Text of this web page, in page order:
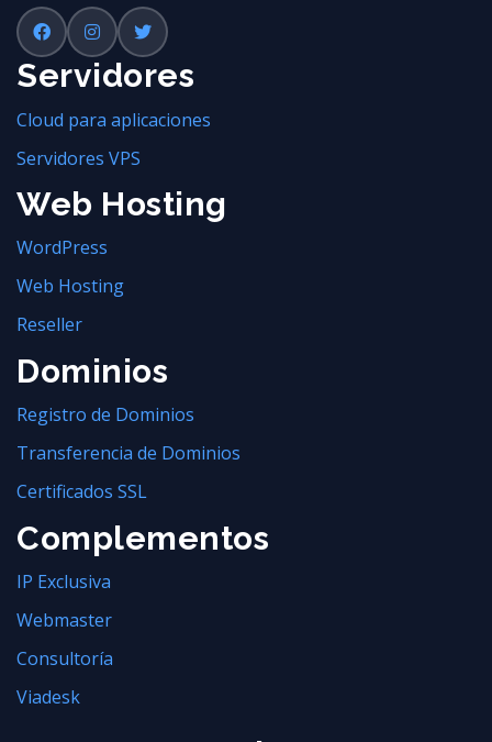
Servidores
Cloud para aplicaciones
Servidores VPS
Web Hosting
WordPress
Web Hosting
Reseller
Dominios
Registro de Dominios
Transferencia de Dominios
Certificados SSL
Complementos
IP Exclusiva
Webmaster
Consultoría
Viadesk